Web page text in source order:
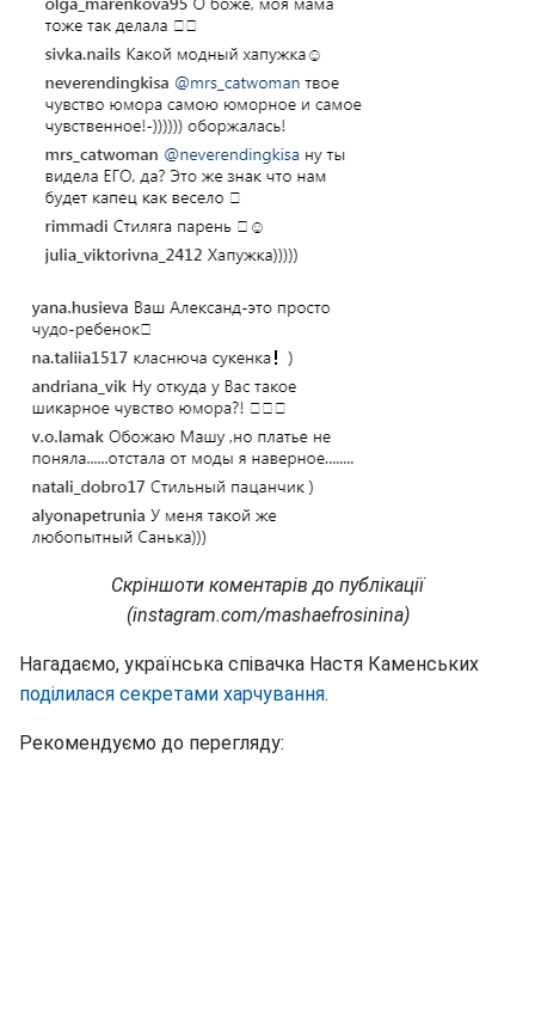
Скріншоти коментарів до публікації
(instagram.com/mashaefrosinina)
Нагадаємо, українська співачка Настя Каменських
поділилася секретами харчування.
Рекомендуємо до перегляду: